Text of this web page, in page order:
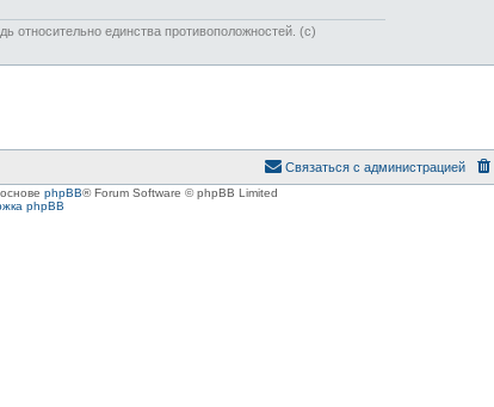
относительно единства противоположностей. (c)
Связаться с администрацией
phpBB® Forum Software © phpBB Limited
phpBB